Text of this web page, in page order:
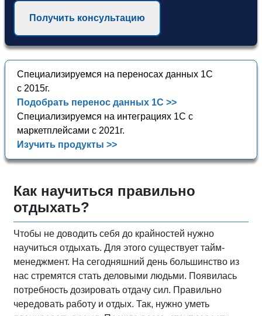
Получить консультацию
Специализируемся на переносах данных 1С
с 2015г.
Подобрать перенос данных 1С >>
Специализируемся на интеграциях 1С с
маркетплейсами с 2021г.
Изучить продукты >>
Как научиться правильно
отдыхать?
Чтобы не доводить себя до крайностей нужно
научиться отдыхать. Для этого существует тайм-
менеджмент. На сегодняшний день большинство из
нас стремятся стать деловыми людьми. Появилась
потребность дозировать отдачу сил. Правильно
чередовать работу и отдых. Так, нужно уметь